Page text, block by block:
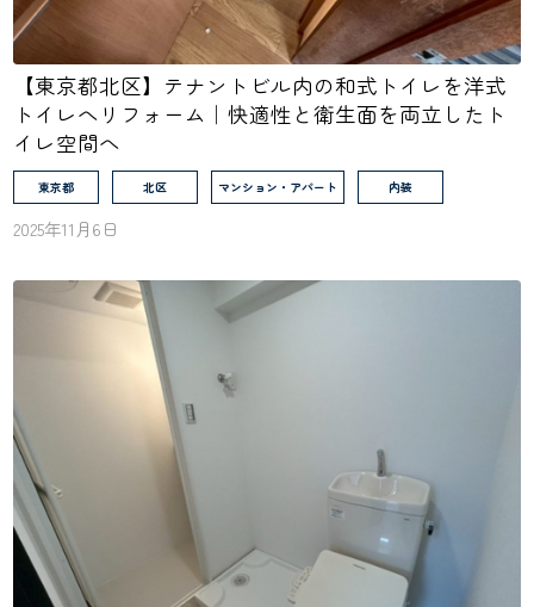
【東京都北区】テナントビル内の和式トイレを洋式
トイレへリフォーム｜快適性と衛生面を両立したト
イレ空間へ
東京都 北区 マンション・アパート 内装
2025年11月6日